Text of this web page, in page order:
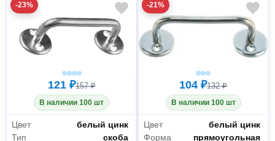
-23%
121 ₽157 ₽
В наличии 100 шт
Цвет
белый цинк
Тип
скоба
-21%
104 ₽132 ₽
В наличии 100 шт
Цвет
белый цинк
Форма
прямоугольная